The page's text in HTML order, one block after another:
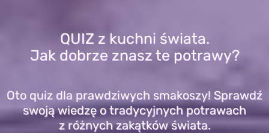
QUIZ z kuchni świata.
Jak dobrze znasz te potrawy?
Oto quiz dla prawdziwych smakoszy! Sprawdź
swoją wiedzę o tradycyjnych potrawach
z różnych zakątków świata.